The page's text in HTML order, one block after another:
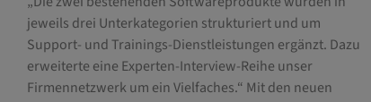
jeweils drei Unterkategorien strukturiert und um
Support- und Trainings-Dienstleistungen ergänzt. Dazu
erweiterte eine Experten-Interview-Reihe unser
Firmennetzwerk um ein Vielfaches.“ Mit den neuen